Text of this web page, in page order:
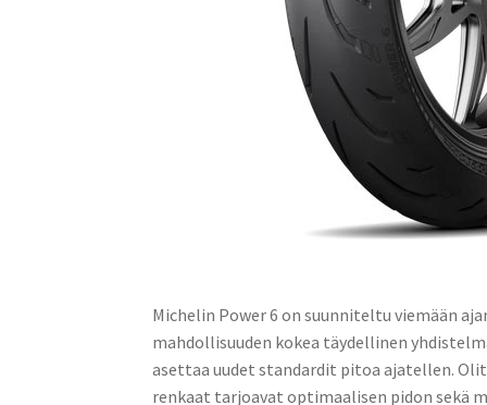
Michelin Power 6 on suunniteltu viemään
mahdollisuuden kokea täydellinen
asettaa uudet standardit pitoa ajatellen.
renkaat tarjoavat optimaalisen pidon sekä